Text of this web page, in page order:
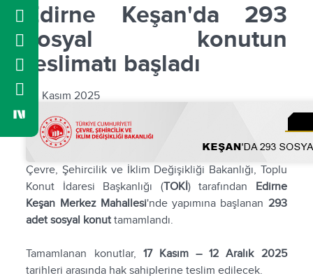
​Edirne Keşan'da 293
sosyal konutun
teslimatı başladı
20 Kasım 2025
Çevre, Şehircilik ve İklim Değişikliği Bakanlığı, Toplu
Konut İdaresi Başkanlığı (TOKİ) tarafından Edirne
Keşan Merkez Mahallesi'nde yapımına başlanan 293
adet sosyal konut tamamlandı.
Tamamlanan konutlar, 17 Kasım – 12 Aralık 2025
tarihleri arasında hak sahiplerine teslim edilecek.